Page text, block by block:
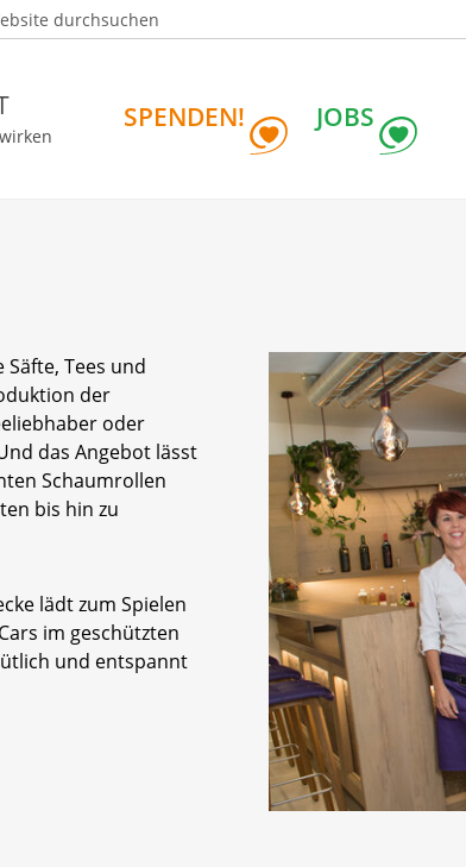
durchsuchen
SPENDEN! JOBS
Tees und
der
oder
das Angebot lässt
Schaumrollen
bis hin zu
lädt zum Spielen
im geschützten
und entspannt